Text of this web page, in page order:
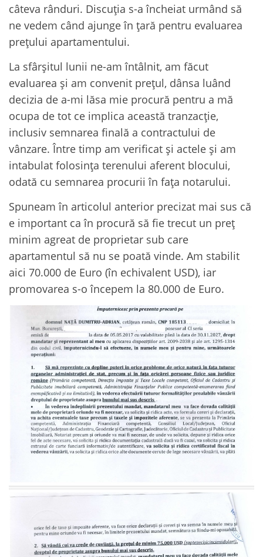
câteva rânduri. Discuția s-a încheiat urmând să
ne vedem când ajunge în țară pentru evaluarea
prețului apartamentului.
La sfârșitul lunii ne-am întâlnit, am făcut
evaluarea și am convenit prețul, dânsa luând
decizia de a-mi lăsa mie procură pentru a mă
ocupa de tot ce implica această tranzacție,
inclusiv semnarea finală a contractului de
vânzare. Între timp am verificat și actele și am
intabulat folosința terenului aferent blocului,
odată cu semnarea procurii în fața notarului.
Spuneam în articolul anterior precizat mai sus că
e important ca în procură să fie trecut un preț
minim agreat de proprietar sub care
apartamentul să nu se poată vinde. Am stabilit
aici 70.000 de Euro (în echivalent USD), iar
promovarea s-o începem la 80.000 de Euro.